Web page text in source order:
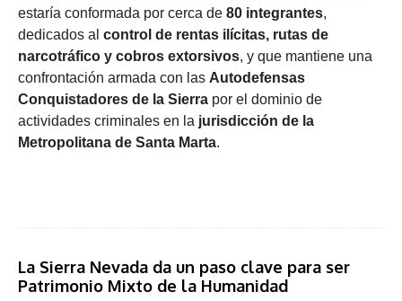
estaría conformada por cerca de 80 integrantes,
dedicados al control de rentas ilícitas, rutas de
narcotráfico y cobros extorsivos, y que mantiene una
confrontación armada con las Autodefensas
Conquistadores de la Sierra por el dominio de
actividades criminales en la jurisdicción de la
Metropolitana de Santa Marta.
La Sierra Nevada da un paso clave para ser
Patrimonio Mixto de la Humanidad